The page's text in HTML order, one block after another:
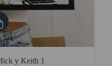
y Keith 1